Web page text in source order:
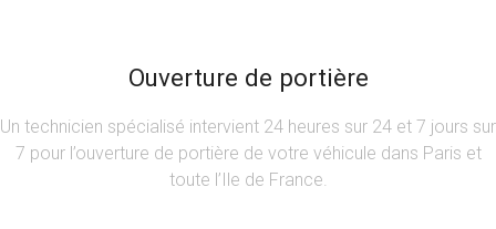
Ouverture de portière
Un technicien spécialisé intervient 24 heures sur 24 et 7 jours sur
7 pour l’ouverture de portière de votre véhicule dans Paris et
toute l’Ile de France.